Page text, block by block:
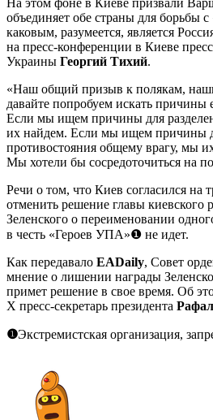
объединяет обе страны для борьбы
каковым, разумеется, является
на пресс-конференции в Киеве
Украины Георгий Тихий.
«Наш общий призыв к полякам,
давайте попробуем искать
Если мы ищем причины для
их найдем. Если мы ищем причины
противостояния общему врагу, мы
Мы хотели бы сосредоточиться на
Речи о том, что Киев согласился на
отменить решение главы киевского
Зеленского о переименовании
в честь «Героев УПА»❶ не идет.
Как передавало EADaily, Совет
мнение о лишении награды
примет решение в свое время. Об
Х пресс-секретарь президента
❶Экстремистская организация,